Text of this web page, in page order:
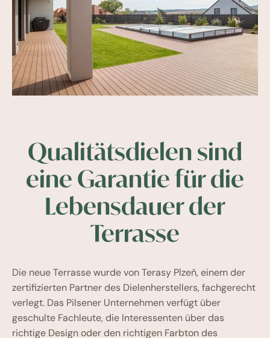
Qualitätsdielen sind
eine Garantie für die
Lebensdauer der
Terrasse
Die neue Terrasse wurde von Terasy Plzeň, einem der
zertifizierten Partner des Dielenherstellers, fachgerecht
verlegt. Das Pilsener Unternehmen verfügt über
geschulte Fachleute, die Interessenten über das
richtige Design oder den richtigen Farbton des